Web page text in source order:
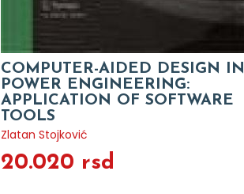
COMPUTER-AIDED DESIGN IN
POWER ENGINEERING:
APPLICATION OF SOFTWARE
TOOLS
Zlatan Stojković
20.020 rsd